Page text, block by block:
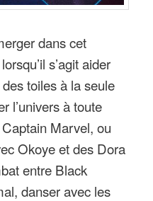
dans cet
s’agit aider
toiles à la seule
l’univers à toute
Marvel, ou
Okoye et des Dora
entre Black
danser avec les